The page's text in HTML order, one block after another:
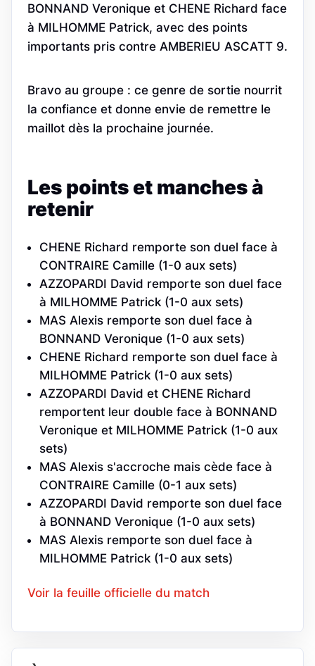
BONNAND Veronique et CHENE Richard face
à MILHOMME Patrick, avec des points
importants pris contre AMBERIEU ASCATT 9.
Bravo au groupe : ce genre de sortie nourrit
la confiance et donne envie de remettre le
maillot dès la prochaine journée.
Les points et manches à
retenir
CHENE Richard remporte son duel face à
CONTRAIRE Camille (1-0 aux sets)
AZZOPARDI David remporte son duel face
à MILHOMME Patrick (1-0 aux sets)
MAS Alexis remporte son duel face à
BONNAND Veronique (1-0 aux sets)
CHENE Richard remporte son duel face à
MILHOMME Patrick (1-0 aux sets)
AZZOPARDI David et CHENE Richard
remportent leur double face à BONNAND
Veronique et MILHOMME Patrick (1-0 aux
sets)
MAS Alexis s'accroche mais cède face à
CONTRAIRE Camille (0-1 aux sets)
AZZOPARDI David remporte son duel face
à BONNAND Veronique (1-0 aux sets)
MAS Alexis remporte son duel face à
MILHOMME Patrick (1-0 aux sets)
Voir la feuille officielle du match